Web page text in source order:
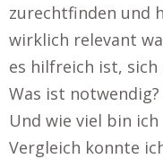
zurechtfinden und
wirklich relevant
es hilfreich ist, sich
Was ist
Und wie viel bin
Vergleich konnte